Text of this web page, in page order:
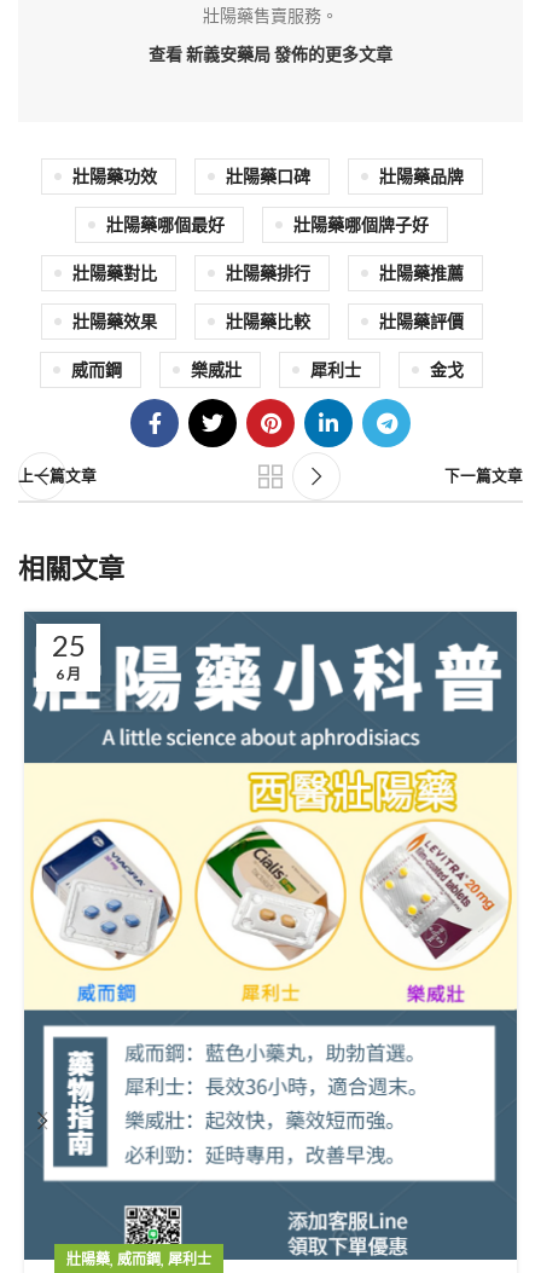
壯陽藥售賣服務。
查看 新義安藥局發佈的更多文章
壯陽藥功效 壯陽藥口碑 壯陽藥品牌
壯陽藥哪個最好 壯陽藥哪個牌子好
壯陽藥對比 壯陽藥排行 壯陽藥推薦
壯陽藥效果 壯陽藥比較 壯陽藥評價
威而鋼 樂威壯 犀利士 金戈
上一篇文章 下一篇文章
相關文章
25
6 月
壯陽藥, 威而鋼, 犀利士